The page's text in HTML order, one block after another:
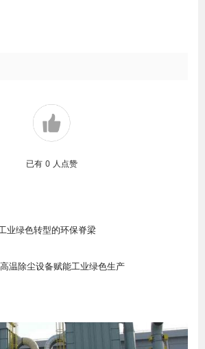
已有 0 人点赞
业绿色转型的环保脊梁
温除尘设备赋能工业绿色生产